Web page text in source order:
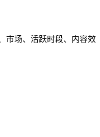
市场、活跃时段、内容效